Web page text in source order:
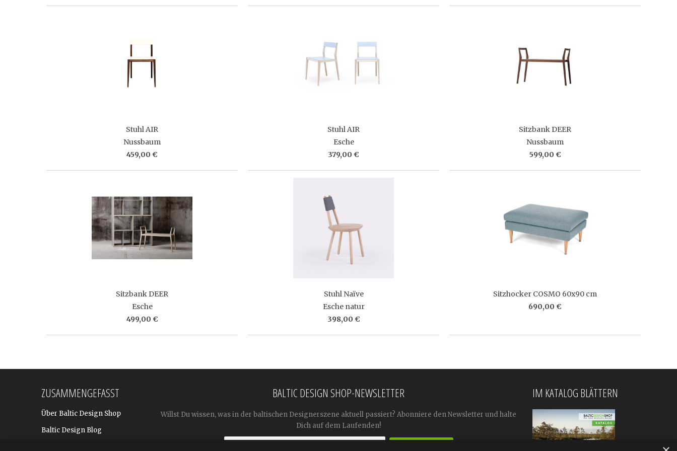
Stuhl AIR
Nussbaum
459,00 €
Stuhl AIR
Esche
379,00 €
Sitzbank DEER
Nussbaum
599,00 €
Sitzbank DEER
Esche
499,00 €
Stuhl Naïve
Esche natur
398,00 €
Sitzhocker COSMO 60x90 cm
690,00 €
ZUSAMMENGEFASST
Über Baltic Design Shop
Baltic Design Blog
BALTIC DESIGN SHOP-NEWSLETTER
Willst Du wissen, was in der baltischen Designerszene aktuell passiert? Abonniere den Newsletter und halte
Dich auf dem Laufenden!
IM KATALOG BLÄTTERN